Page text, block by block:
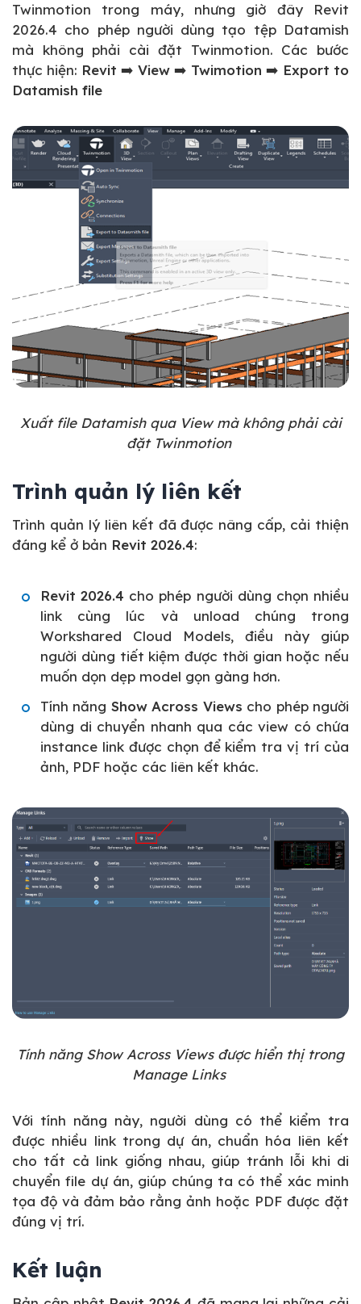
Twinmotion trong máy, nhưng giờ đây Revit
2026.4 cho phép người dùng tạo tệp Datamish
mà không phải cài đặt Twinmotion. Các bước
thực hiện: Revit ➡️ View ➡️ Twimotion ➡️ Export to
Datamish file
Xuất file Datamish qua View mà không phải cài
đặt Twinmotion
Trình quản lý liên kết
Trình quản lý liên kết đã được nâng cấp, cải thiện
đáng kể ở bản Revit 2026.4:
Revit 2026.4 cho phép người dùng chọn nhiều
link cùng lúc và unload chúng trong
Workshared Cloud Models, điều này giúp
người dùng tiết kiệm được thời gian hoặc nếu
muốn dọn dẹp model gọn gàng hơn.
Tính năng Show Across Views cho phép người
dùng di chuyển nhanh qua các view có chứa
instance link được chọn để kiểm tra vị trí của
ảnh, PDF hoặc các liên kết khác.
Tính năng Show Across Views được hiển thị trong
Manage Links
Với tính năng này, người dùng có thể kiểm tra
được nhiều link trong dự án, chuẩn hóa liên kết
cho tất cả link giống nhau, giúp tránh lỗi khi di
chuyển file dự án, giúp chúng ta có thể xác minh
tọa độ và đảm bảo rằng ảnh hoặc PDF được đặt
đúng vị trí.
Kết luận